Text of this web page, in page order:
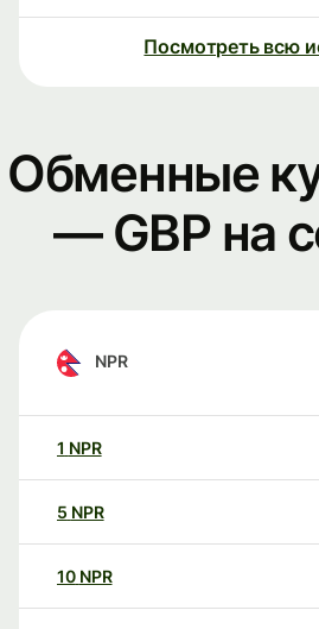
Посмотреть всю
Обменные
— GBP на
NPR
1 NPR
5 NPR
10 NPR